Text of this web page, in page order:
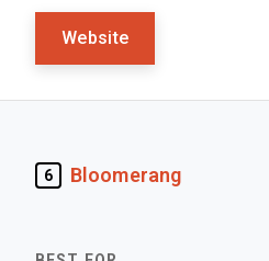
Website
6 Bloomerang